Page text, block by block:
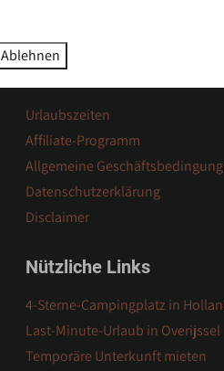
Über uns
Urlaubszeiten
Affiliate-Programm
Allgemeine
Datenschutzerklärung
Disclaimer
Nützliche Links
4-Sterne-Campingplatz in
Last-Minute-Urlaub in Overijssel
Temporäre Unterkunft mieten
Ablehnen